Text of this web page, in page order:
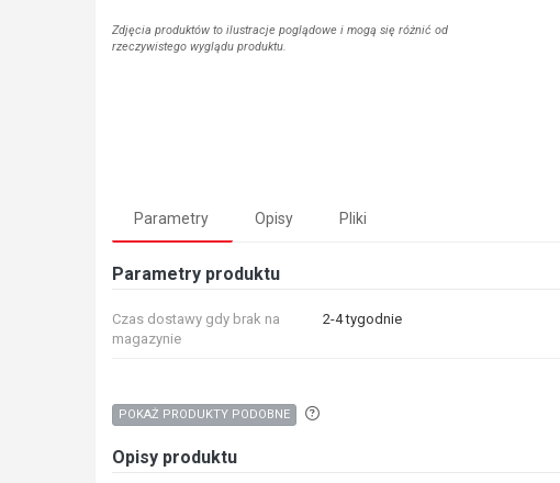
Zdjęcia produktów to ilustracje poglądowe i mogą się różnić od
rzeczywistego wyglądu produktu.
Parametry Opisy Pliki
Parametry produktu
Czas dostawy gdy brak na
magazynie
2-4 tygodnie
POKAŻ PRODUKTY PODOBNE
Opisy produktu